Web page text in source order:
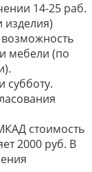
14-25 раб.
изделия)
возможность
мебели (по
субботу.
стоимость
2000 руб. В